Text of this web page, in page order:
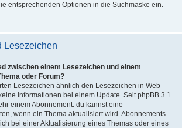
entsprechenden Optionen in die Suchmaske ein.
Lesezeichen
zwischen einem Lesezeichen und einem
oder Forum?
Lesezeichen ähnlich den Lesezeichen in Web-
Informationen bei einem Update. Seit phpBB 3.1
einem Abonnement: du kannst eine
wenn ein Thema aktualisiert wird. Abonnements
bei einer Aktualisierung eines Themas oder eines